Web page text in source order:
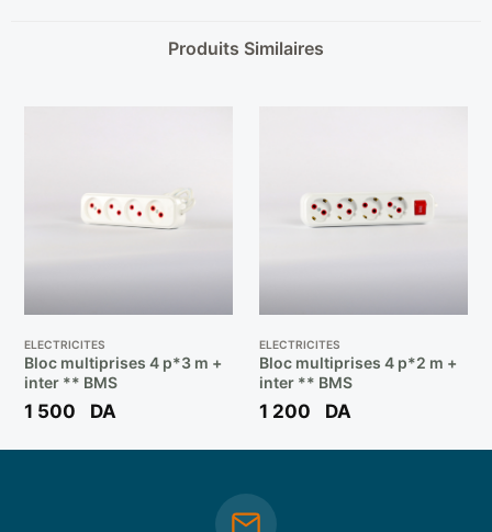
Produits Similaires
ELECTRICITES
Bloc multiprises 4 p*3 m +
inter ** BMS
1 500 DA
ELECTRICITES
Bloc multiprises 4 p*2 m +
inter ** BMS
1 200 DA